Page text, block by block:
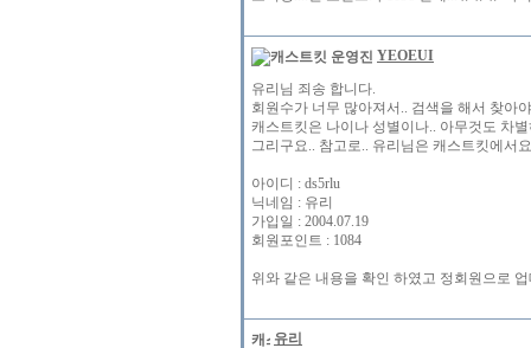
YEOEUI
유리님 죄송 합니다.
회원수가 너무 많아져서.. 검색을 해서 찾아
캐스트킷은 나이나 성별이나.. 아무것도 차
그리구요.. 참고로.. 유리님은 캐스트킷에서
아이디 : ds5rlu
닉네임 : 유리
가입일 : 2004.07.19
회원포인트 : 1084
위와 같은 내용을 확인 하였고 정회원으로
유리